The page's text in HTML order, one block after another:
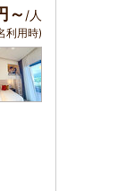
～ /人
利用時)